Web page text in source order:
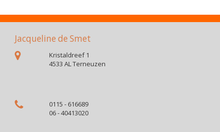
Jacqueline de Smet
Kristaldreef 1
4533 AL Terneuzen
0115 - 616689
06 - 40413020